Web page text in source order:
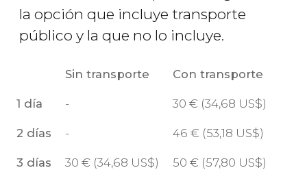
la opción que incluye transporte
público y la que no lo incluye.
Sin transporte Con transporte
1 día - 30 € (34,68 US$)
2 días - 46 € (53,18 US$)
3 días 30 € (34,68 US$) 50 € (57,80 US$)